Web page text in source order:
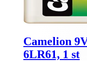
Camelion
6LR61, 1 st